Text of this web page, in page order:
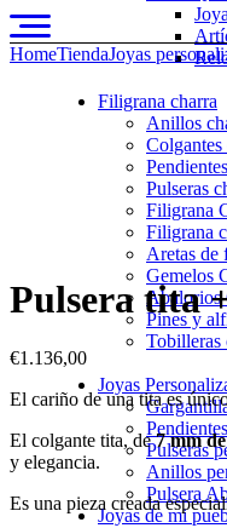
Filigrana charra
Anillos
Colgantes
Pulseras
Filigrana
Filigrana
Aretas de
Gemelos
Abalorios
Pines y
Tobilleras
Joyas
Pulseras
Anillos
Pulsera
Joyas de mi
HomeTiendaJoyas
Pulsera tita
€1.136,00
El cariño de una tita es
El colgante tita, de7 mm
y elegancia.
Es una pieza creada